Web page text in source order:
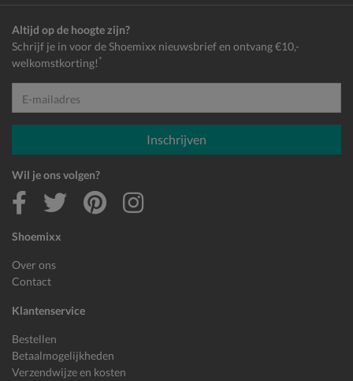
Shoemixx
Over ons
Contact
Klantenservice
Bestellen
Betaalmogelijkheden
Verzendwijze en kosten
Altijd op de hoogte zijn?
Schrijf je in voor de Shoemixx nieuwsbrief en ontvang €10,-
welkomstkorting! *
E-mailadres
Inschrijven
Wil je ons volgen?